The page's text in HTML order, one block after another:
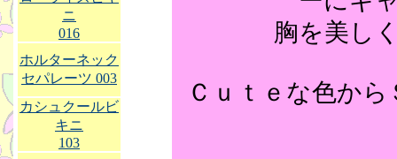
胸を美し
Ｃｕｔｅな色か
ニ
016
ホルターネック
セパレーツ 003
カシュクールビ
キニ
103